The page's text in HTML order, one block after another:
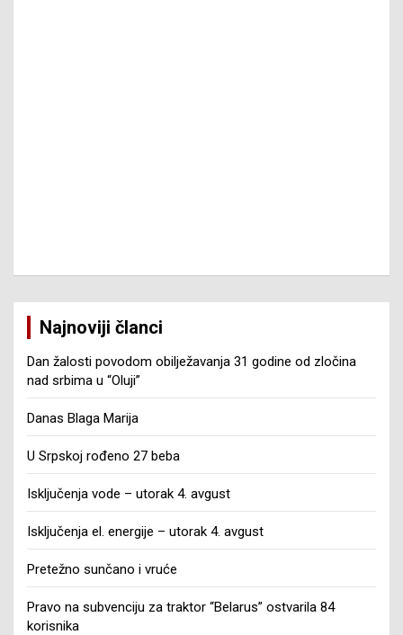
Najnoviji članci
Dan žalosti povodom obilježavanja 31 godine od zločina
nad srbima u “Oluji”
Danas Blaga Marija
U Srpskoj rođeno 27 beba
Isključenja vode – utorak 4. avgust
Isključenja el. energije – utorak 4. avgust
Pretežno sunčano i vruće
Pravo na subvenciju za traktor “Belarus” ostvarila 84
korisnika